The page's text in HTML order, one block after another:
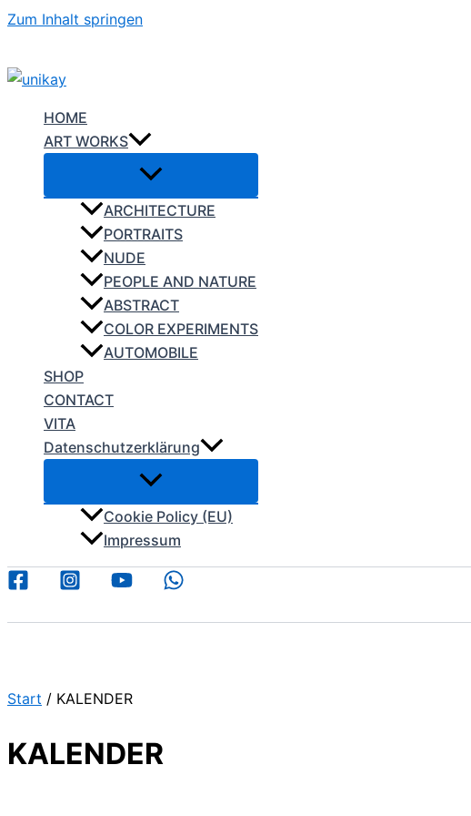
Zum Inhalt springen
HOME
ART WORKS
ARCHITECTURE
PORTRAITS
NUDE
PEOPLE AND NATURE
ABSTRACT
COLOR EXPERIMENTS
AUTOMOBILE
SHOP
CONTACT
VITA
Datenschutzerklärung
Cookie Policy (EU)
Impressum
Start / KALENDER
KALENDER